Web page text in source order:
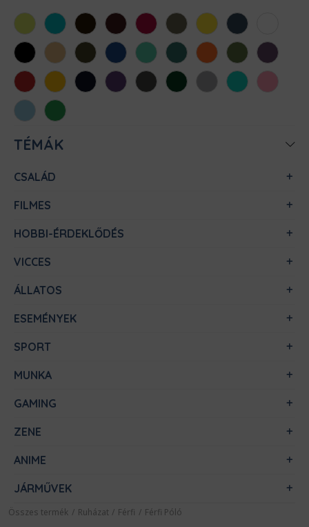
AlmazöldAtollkékBarnaBordóChili Cink Citromsárga
Denim
FeketeHomokKhaki KirálykékMentaMéregzöld
NarancsOliva Padlizsán
Piros SárgaSötétkékSötétlilaSötétszürke
SötétzöldSportszürke
Türkiz
Világos
rózsaszín
Világoskék
Zöld
TÉMÁK
CSALÁD
FILMES
HOBBI-ÉRDEKLŐDÉS
VICCES
ÁLLATOS
ESEMÉNYEK
SPORT
MUNKA
GAMING
ZENE
ANIME
JÁRMŰVEK
Összes termék / Ruházat / Férfi / Férfi Póló